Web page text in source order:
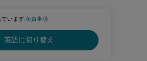
います.免責事項
英語に切り替え